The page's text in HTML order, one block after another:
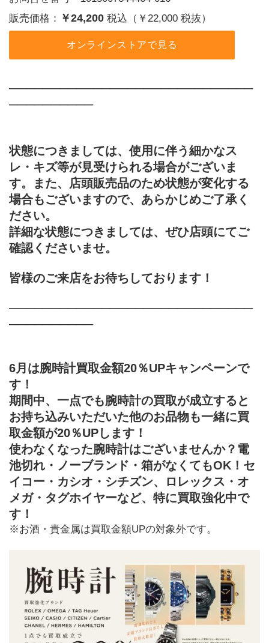
販売価格： ￥24,200 税込（￥22,000 税抜）
オンラインストアで見る
─────────────────────────────
──────────
状態につきましては、使用に伴う細かなス
レ・キズ等が見受けられる場合がございま
す。また、店頭販売品のため状態が変化する
場合もございますので、あらかじめご了承く
ださい。
詳細な状態につきましては、ぜひ店頭にてご
確認くださいませ。
皆様のご来店をお待ちしております！
─────────────────────────────
──────────
6月は腕時計買取金額20％UPキャンペーンで
す！
期間中、一点でも腕時計の買取が成立すると
お持ち込みいただいた他のお品物も一緒に買
取金額が20％UPします！
使わなくなった腕時計はございませんか？ 電
池切れ・ノーブランド・箱がなくてもOK！セ
イコー・カシオ・シチズン、ロレックス・オ
メガ・タグホイヤーなど、特に買取強化中で
す！
※お酒・貴金属は買取金額UPの対象外です。